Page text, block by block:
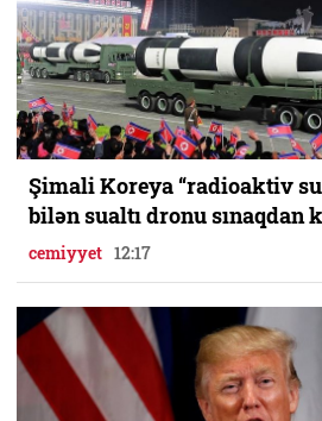
Şimali Koreya “radioaktiv
bilən sualtı dronu sınaqdan
cemiyyet 12:17